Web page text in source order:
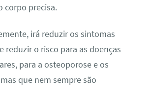
corpo precisa.
irá reduzir os sintomas
reduzir o risco para as doenças
para a osteoporose e os
que nem sempre são